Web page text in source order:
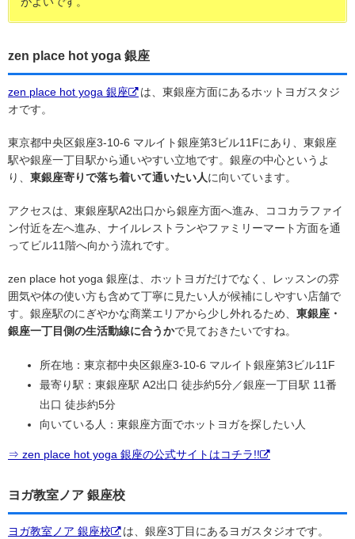
zen place hot yoga 銀座
zen place hot yoga 銀座
は、東銀座方面にあるホットヨガスタジ
オです。
東京都中央区銀座3-10-6 マルイト銀座第3ビル11Fにあり、東銀座
駅や銀座一丁目駅から通いやすい立地です。銀座の中心というよ
り、 東銀座寄りで落ち着いて通いたい人に向いています。
アクセスは、東銀座駅A2出口から銀座方面へ進み、ココカラファイ
ン付近を左へ進み、ナイルレストランやファミリーマート方面を通
ってビル11階へ向かう流れです。
zen place hot yoga 銀座は、ホットヨガだけでなく、レッスンの雰
囲気や体の使い方も含めて丁寧に見たい人が候補にしやすい店舗で
す。銀座駅のにぎやかな商業エリアから少し外れるため、 東銀座・
銀座一丁目側の生活動線に合うかで見ておきたいですね。
所在地：東京都中央区銀座3-10-6 マルイト銀座第3ビル11F
最寄り駅：東銀座駅 A2出口 徒歩約5分／銀座一丁目駅 11番
出口 徒歩約5分
向いている人：東銀座方面でホットヨガを探したい人
⇒ zen place hot yoga 銀座の公式サイトはコチラ!!
ヨガ教室ノア 銀座校
ヨガ教室ノア 銀座校 は、銀座3丁目にあるヨガスタジオです。